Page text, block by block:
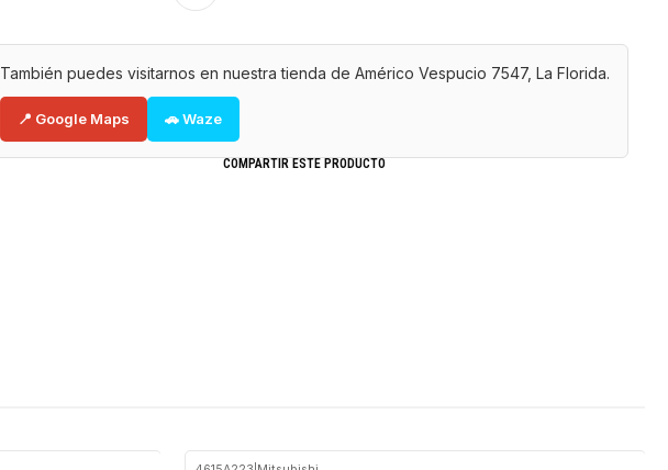
También puedes visitarnos en nuestra tienda de Américo Vespucio 7547, La Florida.
📍 Google Maps 🚗 Waze
COMPARTIR ESTE PRODUCTO